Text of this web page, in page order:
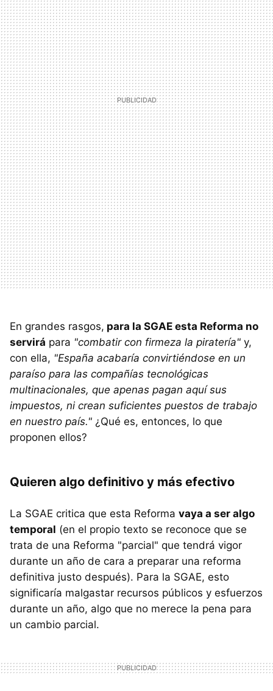
En grandes rasgos, para la SGAE esta Reforma no
servirá para "combatir con firmeza la piratería" y,
con ella, "España acabaría convirtiéndose en un
paraíso para las compañías tecnológicas
multinacionales, que apenas pagan aquí sus
impuestos, ni crean suficientes puestos de trabajo
en nuestro país." ¿Qué es, entonces, lo que
proponen ellos?
Quieren algo definitivo y más efectivo
La SGAE critica que esta Reforma vaya a ser algo
temporal (en el propio texto se reconoce que se
trata de una Reforma "parcial" que tendrá vigor
durante un año de cara a preparar una reforma
definitiva justo después). Para la SGAE, esto
significaría malgastar recursos públicos y esfuerzos
durante un año, algo que no merece la pena para
un cambio parcial.